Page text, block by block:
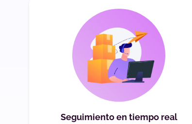
Seguimiento en tiempo real